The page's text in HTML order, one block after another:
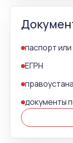
паспорт
ЕГРН
документы